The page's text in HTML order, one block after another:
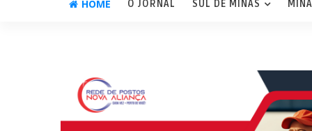
HOME O JORNAL SUL DE MINAS